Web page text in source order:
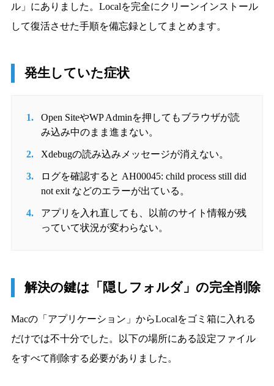
ル」にありました。Localを完全にクリーンインストール
して復活させた手順を備忘録としてまとめます。
発生していた症状
Open SiteやWP Adminを押してもブラウザが読
み込み中のまま進まない。
Xdebugの読み込みメッセージが消えない。
ログを確認すると AH00045: child process still did
not exit などのエラーが出ている。
アプリを入れ直しても、以前のサイト情報が残
っていて状況が変わらない。
解決の鍵は「隠しフォルダ」の完全削除
Macの「アプリケーション」からLocalをゴミ箱に入れる
だけでは不十分でした。以下の場所にある設定ファイル
をすべて削除する必要がありました。